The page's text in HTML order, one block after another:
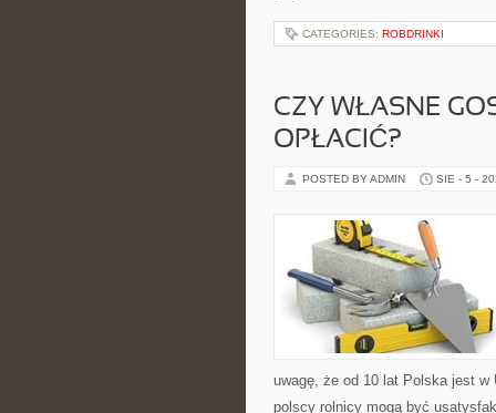
CATEGORIES: ROBDRINKI
CZY WŁASNE
OPŁACIĆ?
POSTED BY ADMIN SIE - 5 -
uwagę, że od 10 lat Polska jest
polscy rolnicy mogą być